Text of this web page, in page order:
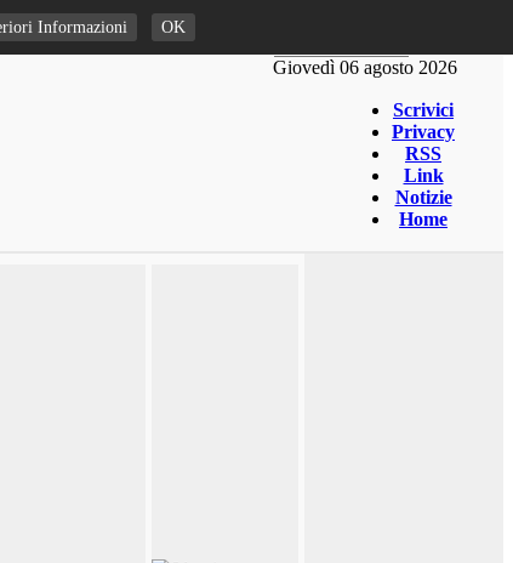
Giovedì 06 agosto 2026
Scrivici
Privacy
RSS
Link
Notizie
Home
Informazioni OK